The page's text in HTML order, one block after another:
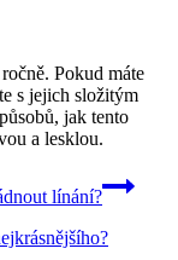
Pokud máte
s jejich složitým
jak tento
a lesklou.
línání?